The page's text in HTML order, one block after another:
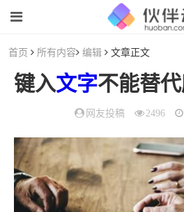
首页 所有内容 编辑 文章正文
键入文字不能替
网友投稿 2496